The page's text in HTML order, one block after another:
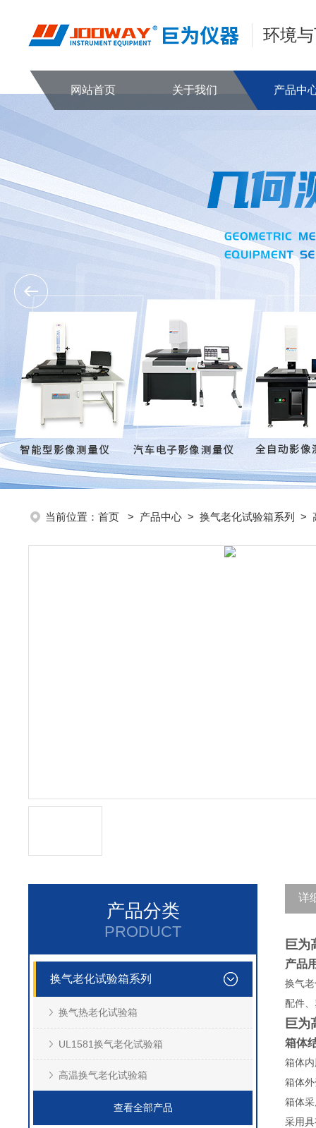
环境
网站首页 关于我们 产品中
当前位置： 首页 > 产品中心 > 换气老化试验箱系列 >
产品分类
PRODUCT
换气老化试验箱系列
换气热老化试验箱
UL1581换气老化试验箱
高温换气老化试验箱
查看全部产品
详
巨为
产品
换气
配件
巨为
箱体
箱体
箱体
箱体
采用